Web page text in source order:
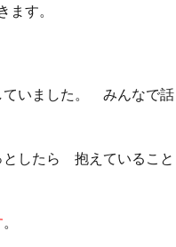
ます。
いました。 みんなで話
したら 抱えていること
。